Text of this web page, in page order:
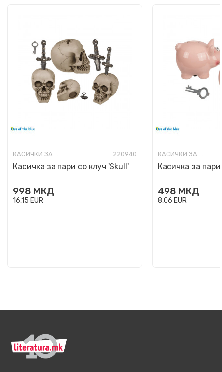
КАСИЧКИ ЗА ПАРИ 220940
Касичка за пари со клуч 'Skull'
998 МКД
16,15 EUR
КАСИЧКИ ЗА ПАРИ
Касичка за
498 МКД
8,06 EUR